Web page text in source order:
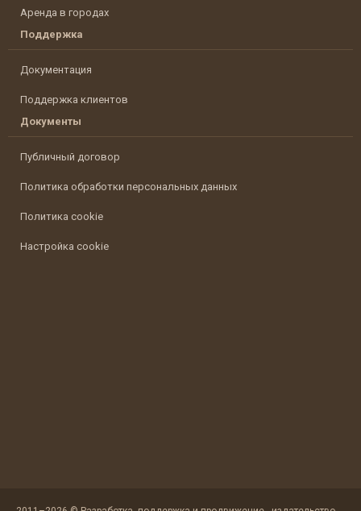
Аренда в городах
Поддержка
Документация
Поддержка клиентов
Документы
Публичный договор
Политика обработки персональных данных
Политика cookie
Настройка cookie